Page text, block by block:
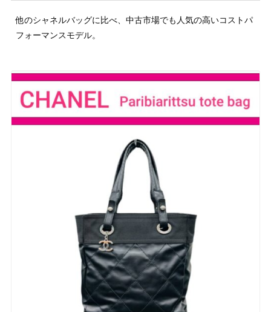
他のシャネルバッグに比べ、中古市場でも人気の高いコストパ
フォーマンスモデル。